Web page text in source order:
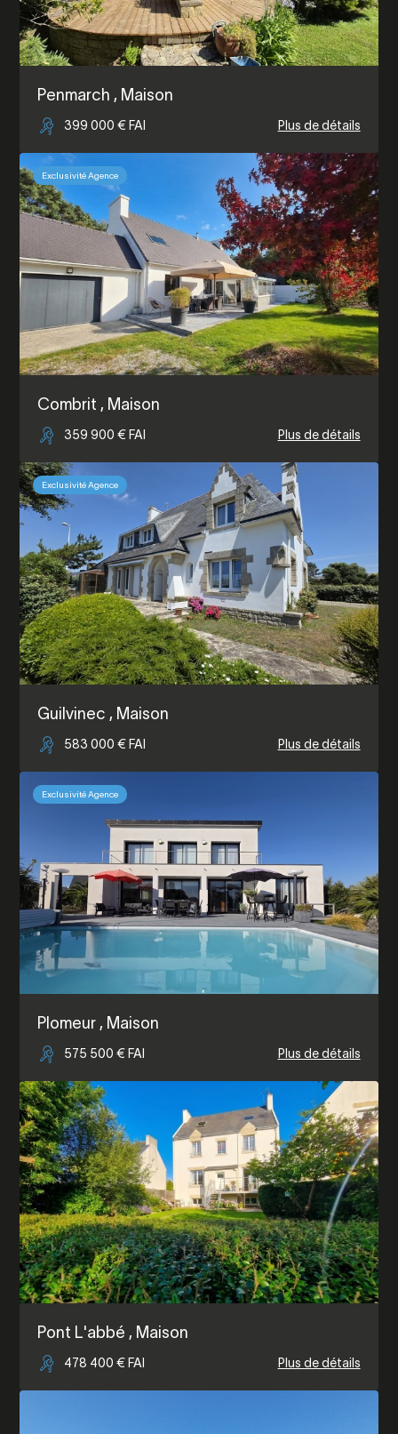
Penmarch , Maison
399 000 € FAI Plus de détails
Exclusivité Agence
Combrit , Maison
359 900 € FAI Plus de détails
Exclusivité Agence
Guilvinec , Maison
583 000 € FAI Plus de détails
Exclusivité Agence
Plomeur , Maison
575 500 € FAI Plus de détails
Pont L'abbé , Maison
478 400 € FAI Plus de détails